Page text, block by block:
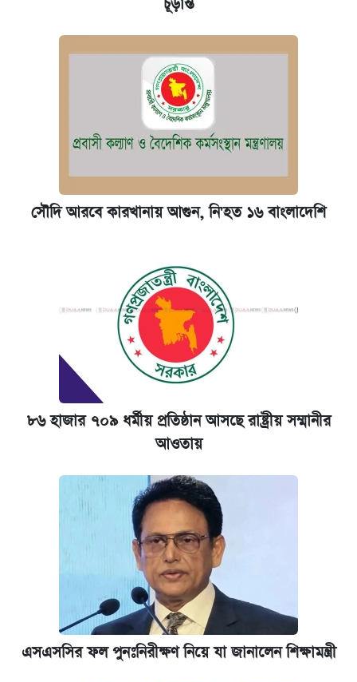
সৌদি আরবে কারখানায় আগুন, নি'হত ১৬ বাংলাদেশি
৮৬ হাজার ৭০৯ ধর্মীয় প্রতিষ্ঠান আসছে রাষ্ট্রীয় সম্মানীর
আওতায়
এসএসসির ফল পুনঃনিরীক্ষণ নিয়ে যা জানালেন শিক্ষামন্ত্রী